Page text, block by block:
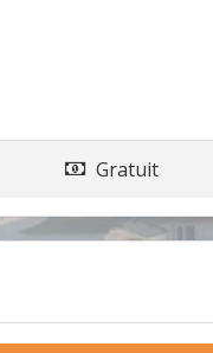
Gratuit